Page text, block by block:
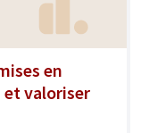
en
valoriser